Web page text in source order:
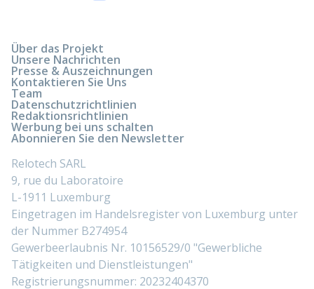
Über das Projekt
Unsere Nachrichten
Presse & Auszeichnungen
Kontaktieren Sie Uns
Team
Datenschutzrichtlinien
Redaktionsrichtlinien
Werbung bei uns schalten
Abonnieren Sie den Newsletter
Relotech SARL
9, rue du Laboratoire
L-1911 Luxemburg
Eingetragen im Handelsregister von Luxemburg unter
der Nummer B274954
Gewerbeerlaubnis Nr. 10156529/0 "Gewerbliche
Tätigkeiten und Dienstleistungen"
Registrierungsnummer: 20232404370